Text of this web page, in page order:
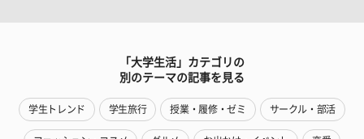
「大学生活」カテゴリの
別のテーマの記事を見る
学生トレンド 学生旅行 授業・履修・ゼミ サークル・部活